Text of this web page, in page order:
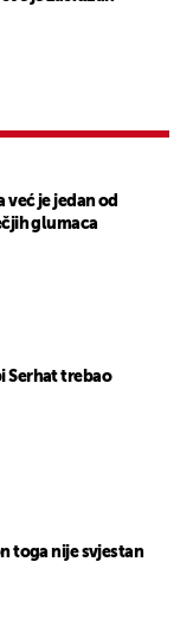
već je jedan od
glumaca
Serhat trebao
toga nije svjestan